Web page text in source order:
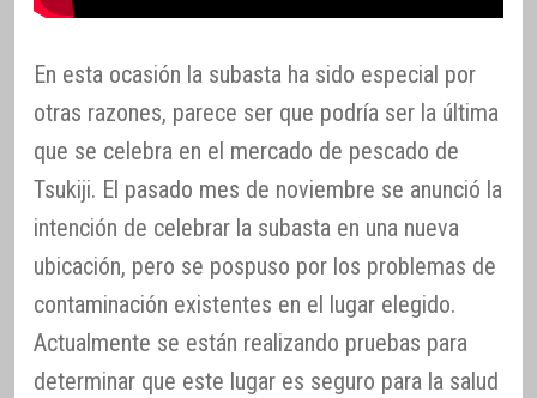
En esta ocasión la subasta ha sido especial por
otras razones, parece ser que podría ser la última
que se celebra en el mercado de pescado de
Tsukiji. El pasado mes de noviembre se anunció la
intención de celebrar la subasta en una nueva
ubicación, pero se pospuso por los problemas de
contaminación existentes en el lugar elegido.
Actualmente se están realizando pruebas para
determinar que este lugar es seguro para la salud